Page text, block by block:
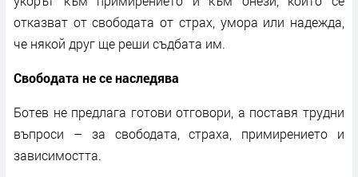
отказват от свободата от страх, умора или надежда,
че някой друг ще реши съдбата им.
Свободата не се наследява
Ботев не предлага готови отговори, а поставя трудни
въпроси – за свободата, страха, примирението и
зависимостта.